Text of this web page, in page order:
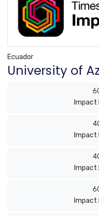
Ecuador
University of
Impact
Impact
Impact
Impact